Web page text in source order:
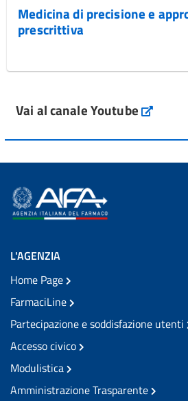
Medicina di precisione e
prescrittiva
Vai al canale Youtube
L'AGENZIA
Home Page
FarmaciLine
Partecipazione e soddisfazione utenti
Accesso civico
Modulistica
Amministrazione Trasparente